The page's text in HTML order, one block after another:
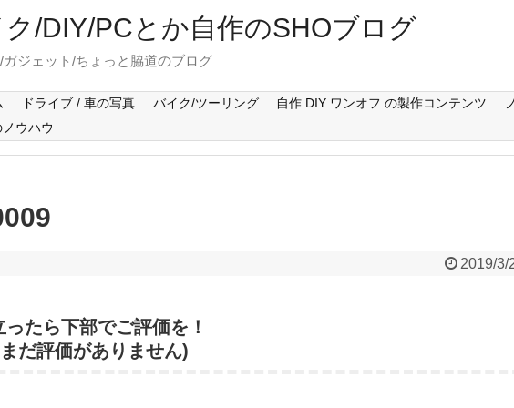
/DIY/PCとか自作のSHOブログ
ジェット/ちょっと脇道のブログ
ドライブ / 車の写真 バイク/ツーリング 自作 DIY ワンオフ の製作コンテンツ
ウハウ
2019/3/
たら下部でご評価を！
だ評価がありません)